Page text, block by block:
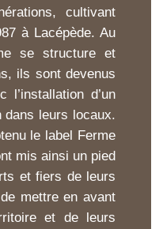
cultivant
à Lacépède. Au
se structure et
ils sont devenus
l’installation d’un
dans leurs locaux.
le label Ferme
mis ainsi un pied
et fiers de leurs
mettre en avant
et de leurs